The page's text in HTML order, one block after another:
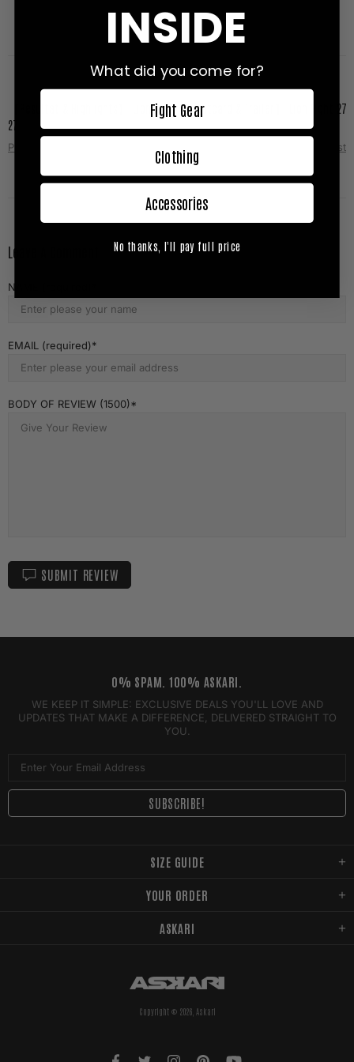
【Resultat & Highlights】 Lion Fight
27
Prev Post
【Fightcard & Trailer】 Lion Fight 27
Next Post
Leave A Comment
NAME (required)
EMAIL (required)
BODY OF REVIEW (1500)
SUBMIT REVIEW
SIZE GUIDE
YOUR ORDER
ASKARI
0% SPAM. 100% ASKARI.
WE KEEP IT SIMPLE: EXCLUSIVE DEALS YOU'LL LOVE AND
UPDATES THAT MAKE A DIFFERENCE, DELIVERED STRAIGHT TO
YOU.
Copyright © 2026, Askari
INSIDE
What did you come for?
Fight Gear
Clothing
Accessories
No thanks, I'll pay full price